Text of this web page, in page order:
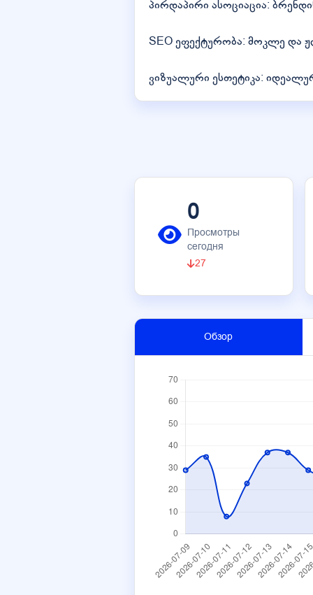
პირდაპირი ასოციაცია:
SEO ეფექტურობა: მოკლე და
ვიზუალური ესთეტიკა:
0
Просмотры
сегодня
27
Обзор